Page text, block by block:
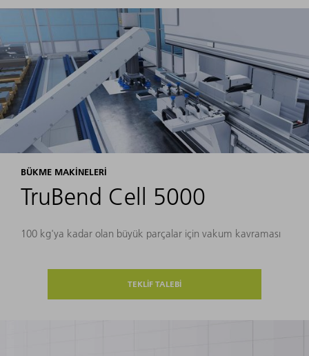
BÜKME MAKINELERI
TruBend Cell 5000
100 kg'ya kadar olan büyük parçalar için vakum kavraması
TEKLİF TALEBİ